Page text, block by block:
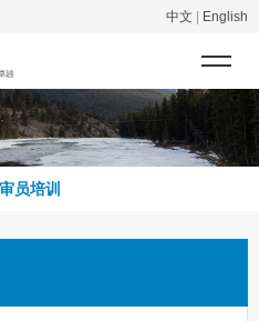
中文 English
员培训